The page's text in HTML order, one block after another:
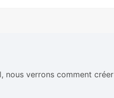
nous verrons comment